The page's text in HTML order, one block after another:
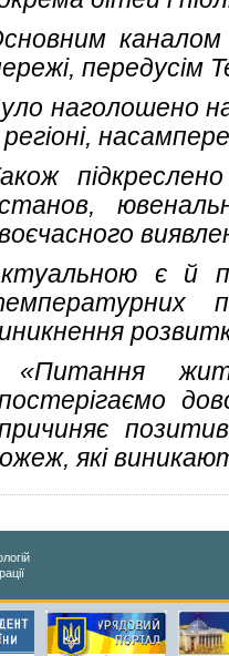
передусім
наголошено
є й
«Питання
які